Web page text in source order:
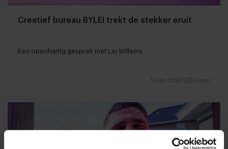
Creatief bureau BYLEI trekt de stekker eruit
Een openhartig gesprek met Lei Willems
5 juni 2020 3 min